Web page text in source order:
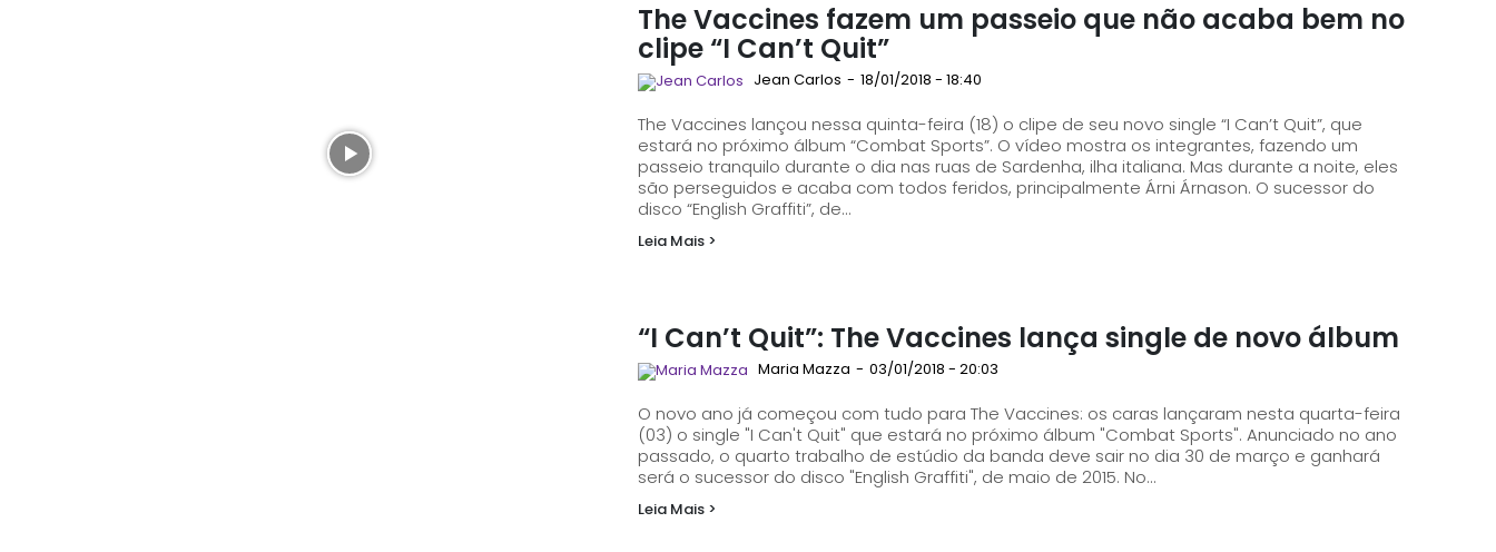
The Vaccines fazem um passeio que não acaba bem no
clipe “I Can’t Quit”
Jean Carlos - 18/01/2018 - 18:40
The Vaccines lançou nessa quinta-feira (18) o clipe de seu novo single “I Can’t Quit”, que
estará no próximo álbum “Combat Sports”. O vídeo mostra os integrantes, fazendo um
passeio tranquilo durante o dia nas ruas de Sardenha, ilha italiana. Mas durante a noite, eles
são perseguidos e acaba com todos feridos, principalmente Árni Árnason. O sucessor do
disco “English Graffiti”, de...
Leia Mais >
“I Can’t Quit”: The Vaccines lança single de novo álbum
Maria Mazza - 03/01/2018 - 20:03
O novo ano já começou com tudo para The Vaccines: os caras lançaram nesta quarta-feira
(03) o single "I Can't Quit" que estará no próximo álbum "Combat Sports". Anunciado no ano
passado, o quarto trabalho de estúdio da banda deve sair no dia 30 de março e ganhará
será o sucessor do disco "English Graffiti", de maio de 2015. No...
Leia Mais >